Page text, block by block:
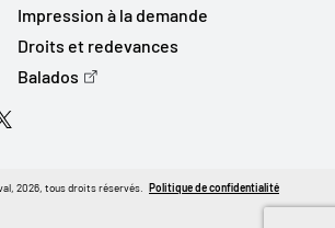
Impression à la demande
Droits et redevances
Balados
2026, tous droits réservés. Politique de confidentialité